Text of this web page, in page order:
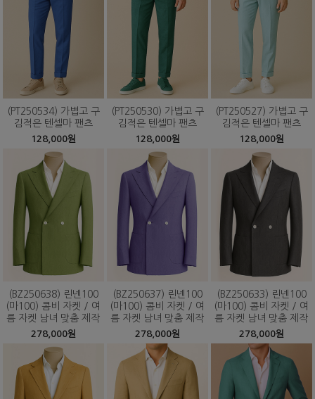
(PT250534) 가볍고 구
김적은 텐셀마 팬츠
128,000원
(PT250530) 가볍고 구
김적은 텐셀마 팬츠
128,000원
(PT250527) 가볍고 구
김적은 텐셀마 팬츠
128,000원
(BZ250638) 린넨100
(마100) 콤비 자켓 / 여
름 자켓 남녀 맞춤 제작
278,000원
(BZ250637) 린넨100
(마100) 콤비 자켓 / 여
름 자켓 남녀 맞춤 제작
278,000원
(BZ250633) 린넨100
(마100) 콤비 자켓 / 여
름 자켓 남녀 맞춤 제작
278,000원